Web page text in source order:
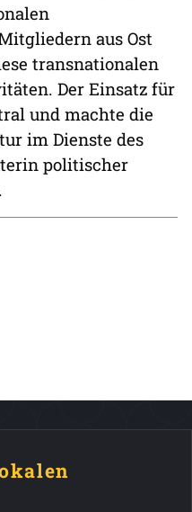
aus Ost
transnationalen
Der Einsatz für
und machte die
im Dienste des
politischer